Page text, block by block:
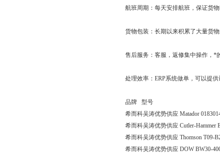
航班周期：每天安排航班，保证货
货物包装：长期以来积累了大量货
售后服务：客服，返修集中操作，*
处理效率：ERP系统做单，可以提
品牌 型号
希而科吴涛优势供应 Matador
希而科吴涛优势供应 Cutler-Hammer
希而科吴涛优势供应 Thomson T09-
希而科吴涛优势供应 DOW BW30-